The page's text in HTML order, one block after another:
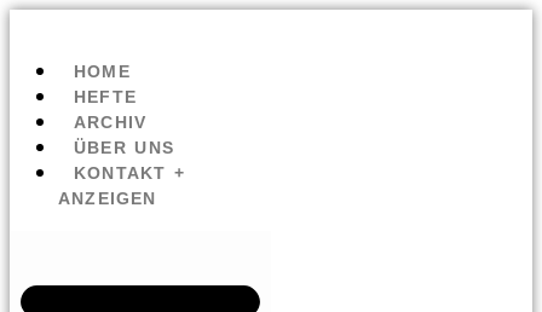
HOME
HEFTE
ARCHIV
ÜBER UNS
KONTAKT +
ANZEIGEN